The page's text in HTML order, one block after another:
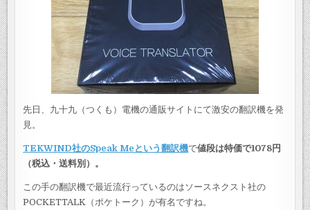
先日、九十九（つくも）電機の通販サイトにて激安の翻訳機を発
見。
TEKWIND社のSpeak Meという翻訳機で値段は特価で1078円
（税込・送料別）。
この手の翻訳機で最近流行っているのはソースネクスト社の
POCKETTALK（ポケトーク）が有名ですね。